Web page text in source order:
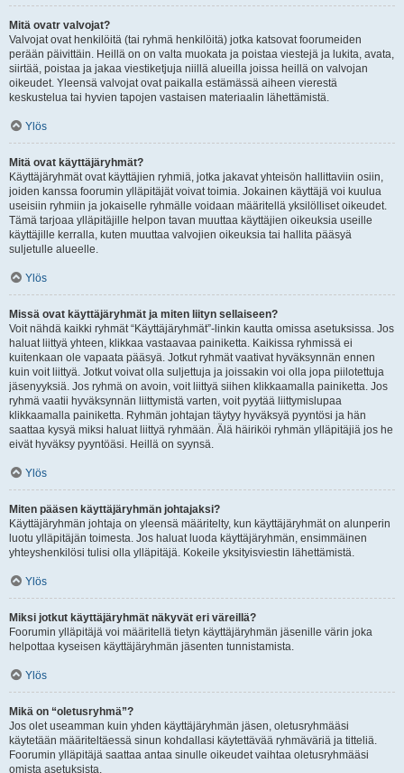
Mitä ovatr valvojat?
Valvojat ovat henkilöitä (tai ryhmä henkilöitä) jotka katsovat foorumeiden
perään päivittäin. Heillä on on valta muokata ja poistaa viestejä ja lukita, avata,
siirtää, poistaa ja jakaa viestiketjuja niillä alueilla joissa heillä on valvojan
oikeudet. Yleensä valvojat ovat paikalla estämässä aiheen vierestä
keskustelua tai hyvien tapojen vastaisen materiaalin lähettämistä.
Ylös
Mitä ovat käyttäjäryhmät?
Käyttäjäryhmät ovat käyttäjien ryhmiä, jotka jakavat yhteisön hallittaviin osiin,
joiden kanssa foorumin ylläpitäjät voivat toimia. Jokainen käyttäjä voi kuulua
useisiin ryhmiin ja jokaiselle ryhmälle voidaan määritellä yksilölliset oikeudet.
Tämä tarjoaa ylläpitäjille helpon tavan muuttaa käyttäjien oikeuksia useille
käyttäjille kerralla, kuten muuttaa valvojien oikeuksia tai hallita pääsyä
suljetulle alueelle.
Ylös
Missä ovat käyttäjäryhmät ja miten liityn sellaiseen?
Voit nähdä kaikki ryhmät “Käyttäjäryhmät”-linkin kautta omissa asetuksissa. Jos
haluat liittyä yhteen, klikkaa vastaavaa painiketta. Kaikissa ryhmissä ei
kuitenkaan ole vapaata pääsyä. Jotkut ryhmät vaativat hyväksynnän ennen
kuin voit liittyä. Jotkut voivat olla suljettuja ja joissakin voi olla jopa piilotettuja
jäsenyyksiä. Jos ryhmä on avoin, voit liittyä siihen klikkaamalla painiketta. Jos
ryhmä vaatii hyväksynnän liittymistä varten, voit pyytää liittymislupaa
klikkaamalla painiketta. Ryhmän johtajan täytyy hyväksyä pyyntösi ja hän
saattaa kysyä miksi haluat liittyä ryhmään. Älä häiriköi ryhmän ylläpitäjiä jos he
eivät hyväksy pyyntöäsi. Heillä on syynsä.
Ylös
Miten pääsen käyttäjäryhmän johtajaksi?
Käyttäjäryhmän johtaja on yleensä määritelty, kun käyttäjäryhmät on alunperin
luotu ylläpitäjän toimesta. Jos haluat luoda käyttäjäryhmän, ensimmäinen
yhteyshenkilösi tulisi olla ylläpitäjä. Kokeile yksityisviestin lähettämistä.
Ylös
Miksi jotkut käyttäjäryhmät näkyvät eri väreillä?
Foorumin ylläpitäjä voi määritellä tietyn käyttäjäryhmän jäsenille värin joka
helpottaa kyseisen käyttäjäryhmän jäsenten tunnistamista.
Ylös
Mikä on “oletusryhmä”?
Jos olet useamman kuin yhden käyttäjäryhmän jäsen, oletusryhmääsi
käytetään määriteltäessä sinun kohdallasi käytettävää ryhmäväriä ja titteliä.
Foorumin ylläpitäjä saattaa antaa sinulle oikeudet vaihtaa oletusryhmääsi
omista asetuksista.